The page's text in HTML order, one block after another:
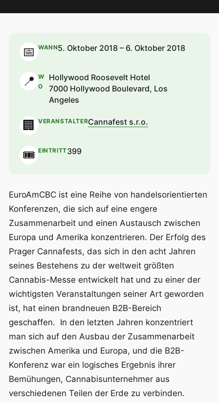
📅 WANN5. Oktober 2018 – 6. Oktober 2018
📍 W
O
Hollywood Roosevelt Hotel
7000 Hollywood Boulevard, Los
Angeles
🏢 VERANSTALTERCannafest s.r.o.
🎟 EINTRITT399
EuroAmCBC ist eine Reihe von handelsorientierten
Konferenzen, die sich auf eine engere
Zusammenarbeit und einen Austausch zwischen
Europa und Amerika konzentrieren. Der Erfolg des
Prager Cannafests, das sich in den acht Jahren
seines Bestehens zu der weltweit größten
Cannabis-Messe entwickelt hat und zu einer der
wichtigsten Veranstaltungen seiner Art geworden
ist, hat einen brandneuen B2B-Bereich
geschaffen. In den letzten Jahren konzentriert
man sich auf den Ausbau der Zusammenarbeit
zwischen Amerika und Europa, und die B2B-
Konferenz war ein logisches Ergebnis ihrer
Bemühungen, Cannabisunternehmer aus
verschiedenen Teilen der Erde zu verbinden.